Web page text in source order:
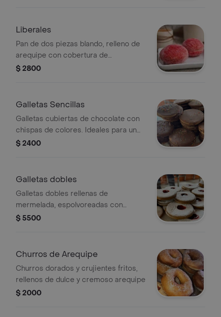
Liberales
Pan de dos piezas blando, relleno de
arequipe con cobertura de
mantequilla con azúcar.
$ 2800
Galletas Sencillas
Galletas cubiertas de chocolate con
chispas de colores. Ideales para un
snack dulce.
$ 2400
Galletas dobles
Galletas dobles rellenas de
mermelada, espolvoreadas con
azúcar glas.
$ 5500
Churros de Arequipe
Churros dorados y crujientes fritos,
rellenos de dulce y cremoso arequipe
$ 2000